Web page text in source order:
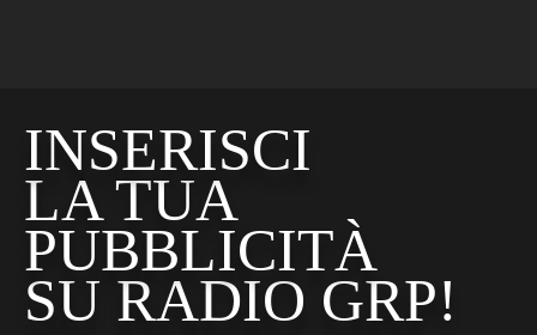
INSERISCI
LA TUA
PUBBLICITÀ
SU RADIO GRP!